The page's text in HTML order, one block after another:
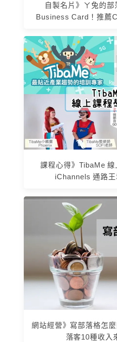
自製名片》ㄚ兔的
Business Card！推薦
課程心得》TibaMe 線
iChannels 通路
網站經營》寫部落格怎
落客10種收入